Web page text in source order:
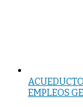
EMPLEOS